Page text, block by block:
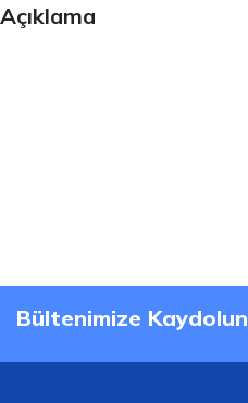
Açıklama
Bültenimize Kaydolun